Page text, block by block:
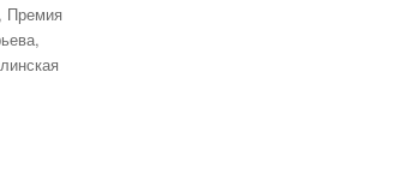
Премия
,